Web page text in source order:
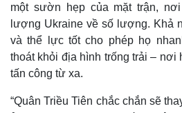
Pháp luật
một sườn hẹp của mặt trận,
lượng Ukraine về số lượng. Khả
và thể lực tốt cho phép họ
thoát khỏi địa hình trống trải – nơi
tấn công từ xa.
“Quân Triều Tiên chắc chắn sẽ